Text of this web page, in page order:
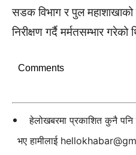
सडक विभाग र पुल
निरीक्षण गर्दै मर्मतसम्भार गरेको
Comments
हेलोखबरमा प्रकाशित कुनै पनि
भए हामीलाई